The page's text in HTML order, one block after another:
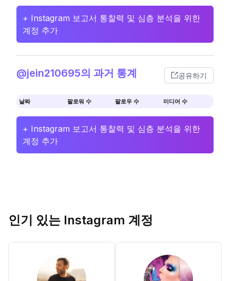
+ Instagram 보고서 통찰력 및 심층 분석을 위한
계정 추가
@jein210695의 과거 통계 공유하기
날짜 팔로워 수 팔로우 수 미디어 수
+ Instagram 보고서 통찰력 및 심층 분석을 위한
계정 추가
인기 있는 Instagram 계정